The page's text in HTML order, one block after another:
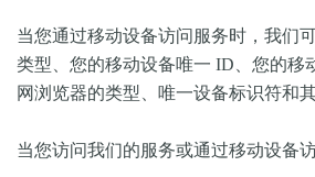
当您通过移动设备访问服务时，我们
类型、您的移动设备唯一 ID、您的移
网浏览器的类型、唯一设备标识符和
当您访问我们的服务或通过移动设备